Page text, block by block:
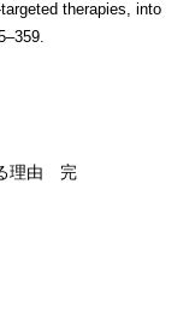
therapies, into
理由
完